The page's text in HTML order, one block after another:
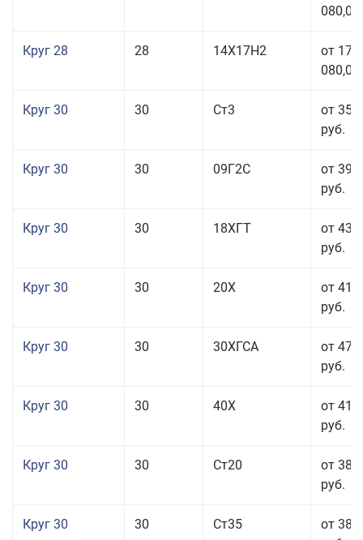
080,00
Круг 28 28 14Х17Н2
от 179
080,00
Круг 30 30 Ст3
от 35
руб.
Круг 30 30 09Г2С
от 39
руб.
Круг 30 30 18ХГТ
от 43
руб.
Круг 30 30 20Х
от 41
руб.
Круг 30 30 30ХГСА
от 47
руб.
Круг 30 30 40Х
от 41
руб.
Круг 30 30 Ст20
от 38
руб.
Круг 30 30 Ст35
от 38